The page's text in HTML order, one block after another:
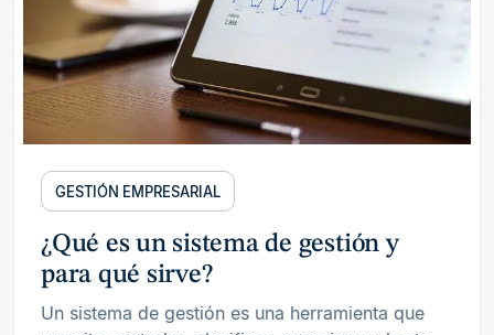
GESTIÓN EMPRESARIAL
¿Qué es un sistema de gestión y
para qué sirve?
Un sistema de gestión es una herramienta que